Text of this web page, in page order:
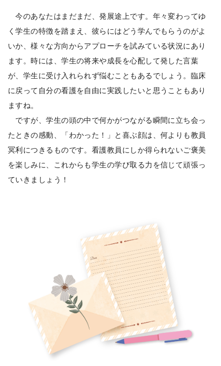
今のあなたはまだまだ、発展途上です。年々変わってゆ
く学生の特徴を踏まえ、彼らにはどう学んでもらうのがよ
いか、様々な方向からアプローチを試みている状況にあり
ます。時には、学生の将来や成長を心配して発した言葉
が、学生に受け入れられず悩むこともあるでしょう。臨床
に戻って自分の看護を自由に実践したいと思うこともあり
ますね。
ですが、学生の頭の中で何かがつながる瞬間に立ち会っ
たときの感動、「わかった！」と喜ぶ顔は、何よりも教員
冥利につきるものです。看護教員にしか得られないご褒美
を楽しみに、これからも学生の学び取る力を信じて頑張っ
ていきましょう！